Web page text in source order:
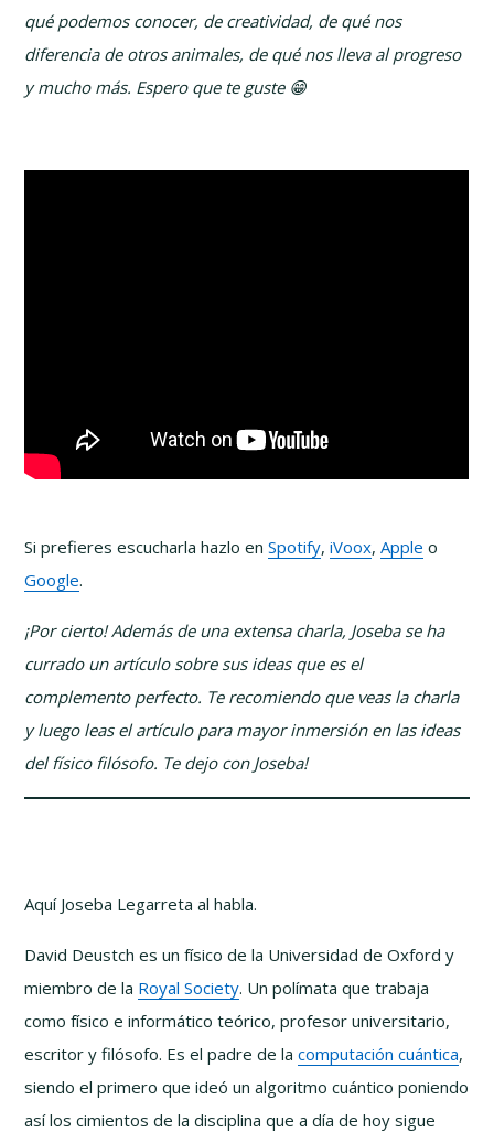
qué podemos conocer, de creatividad, de qué nos
diferencia de otros animales, de qué nos lleva al progreso
y mucho más. Espero que te guste 😁
Si prefieres escucharla hazlo enSpotify,iVoox,Apple o
Google.
¡Por cierto! Además de una extensa charla, Joseba se ha
currado un artículo sobre sus ideas que es el
complemento perfecto. Te recomiendo que veas la charla
y luego leas el artículo para mayor inmersión en las ideas
del físico filósofo. Te dejo con Joseba!
Aquí Joseba Legarreta al habla.
David Deustch es un físico de la Universidad de Oxford y
miembro de la Royal Society. Un polímata que trabaja
como físico e informático teórico, profesor universitario,
escritor y filósofo. Es el padre de lacomputación cuántica,
siendo el primero que ideó un algoritmo cuántico poniendo
así los cimientos de la disciplina que a día de hoy sigue